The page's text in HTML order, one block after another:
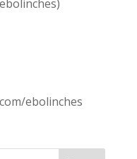
ebolinches